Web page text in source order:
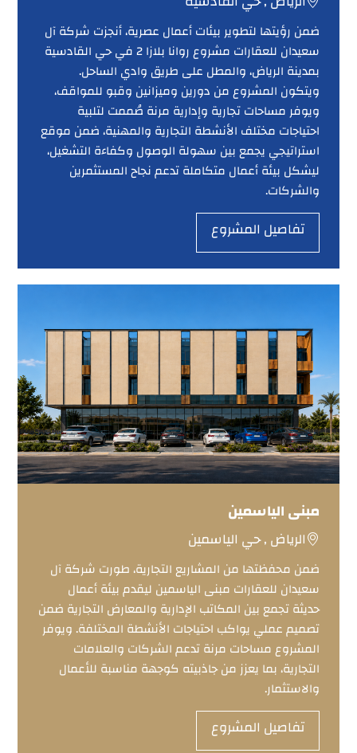
ضمن رؤيتها لتطوير بيئات أعمال عصرية، أنجزت شركة آل
سعيدان للعقارات مشروع روانا بلازا 2 في حي القادسية
بمدينة الرياض، والمطل على طريق وادي الساحل.
ويتكون المشروع من دورين وميزانين وقبو للمواقف،
ويوفر مساحات تجارية وإدارية مرنة صُممت لتلبية
احتياجات مختلف الأنشطة التجارية والمهنية، ضمن موقع
استراتيجي يجمع بين سهولة الوصول وكفاءة التشغيل،
ليشكل بيئة أعمال متكاملة تدعم نجاح المستثمرين
والشركات.
تفاصيل المشروع
مبنى الياسمين
الرياض , حي الياسمين
ضمن محفظتها من المشاريع التجارية، طورت شركة آل
سعيدان للعقارات مبنى الياسمين ليقدم بيئة أعمال
حديثة تجمع بين المكاتب الإدارية والمعارض التجارية ضمن
تصميم عملي يواكب احتياجات الأنشطة المختلفة. ويوفر
المشروع مساحات مرنة تدعم الشركات والعلامات
التجارية، بما يعزز من جاذبيته كوجهة مناسبة للأعمال
والاستثمار.
تفاصيل المشروع